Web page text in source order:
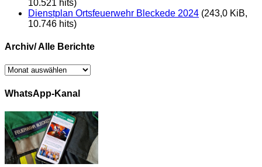
10.521 hits)
Dienstplan Ortsfeuerwehr Bleckede 2024 (243,0 KiB,
10.746 hits)
Archiv/ Alle Berichte
Archiv/
Berichte
WhatsApp-Kanal